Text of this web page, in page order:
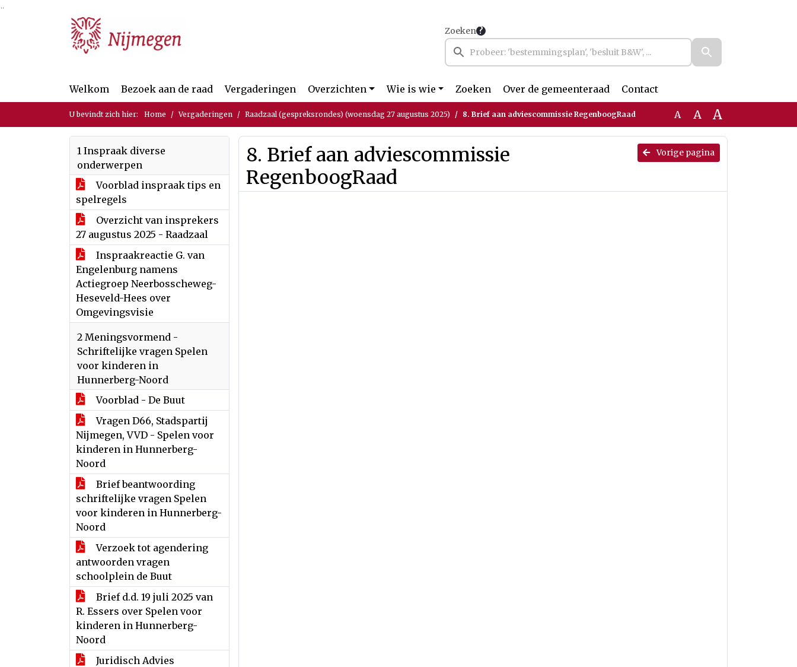
Ga naar de inhoud van deze pagina
Ga naar het zoeken
Ga naar het menu
Zoeken
Welkom Bezoek aan de raad Vergaderingen Overzichten Wie is wie Zoeken Over de gemeenteraad Contact
U bevindt zich hier: Home Vergaderingen Raadzaal (gespreksrondes) (woensdag 27 augustus 2025) 8. Brief aan adviescommissie RegenboogRaad A A A
1 Inspraak diverse
onderwerpen
Voorblad inspraak tips en
spelregels
Overzicht van insprekers
27 augustus 2025 - Raadzaal
Inspraakreactie G. van
Engelenburg namens
Actiegroep Neerbosscheweg-
Heseveld-Hees over
Omgevingsvisie
2 Meningsvormend -
Schriftelijke vragen Spelen
voor kinderen in
Hunnerberg-Noord
Voorblad - De Buut
Vragen D66, Stadspartij
Nijmegen, VVD - Spelen voor
kinderen in Hunnerberg-
Noord
Brief beantwoording
schriftelijke vragen Spelen
voor kinderen in Hunnerberg-
Noord
Verzoek tot agendering
antwoorden vragen
schoolplein de Buut
Brief d.d. 19 juli 2025 van
R. Essers over Spelen voor
kinderen in Hunnerberg-
Noord
Juridisch Advies
Vorige pagina
8. Brief aan adviescommissie
RegenboogRaad